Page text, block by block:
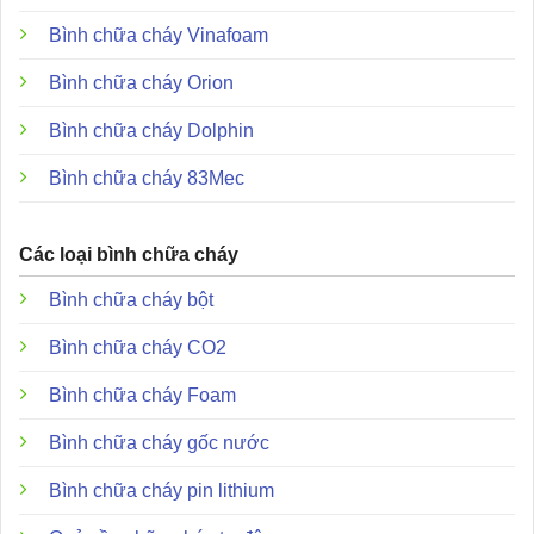
sản xuất.
Khả năng kết nối:Cho phép lắp đặt tối đa
Xem thêm:
Đầu báo khói nhiệt kết hợp loại địa chỉ Hochiki ACC-V
ACD-V
Bình chữa cháy Vinafoam
Bình chữa cháy Orion
Bình chữa cháy Dolphin
Bình chữa cháy 83Mec
Các loại bình chữa cháy
Bình chữa cháy bột
Bình chữa cháy CO2
Bình chữa cháy Foam
Bình chữa cháy gốc nước
Bình chữa cháy pin lithium